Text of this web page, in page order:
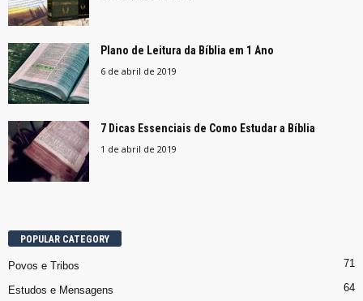
Plano de Leitura da Bíblia em 1 Ano
6 de abril de 2019
7 Dicas Essenciais de Como Estudar a Bíblia
1 de abril de 2019
POPULAR CATEGORY
Povos e Tribos 71
Estudos e Mensagens 64